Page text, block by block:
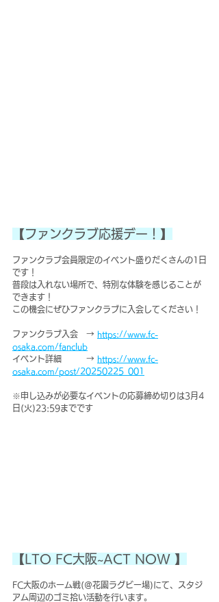
【ファンクラブ応援デー！】
ファンクラブ会員限定のイベント盛りだくさんの1日
です！
普段は入れない場所で、特別な体験を感じることが
できます！
この機会にぜひファンクラブに入会してください！
ファンクラブ入会　→ https://www.fc-
osaka.com/fanclub
イベント詳細　　　→ https://www.fc-
osaka.com/post/20250225_001
※申し込みが必要なイベントの応募締め切りは3月4
日(火)23:59までです
【LTO FC大阪~ACT NOW 】
FC大阪のホーム戦(＠花園ラグビー場)にて、スタジ
アム周辺のゴミ拾い活動を行います。